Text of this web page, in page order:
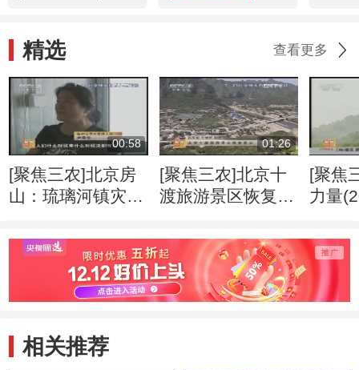
精选 查看更多
00:58
[聚焦三农]北京房
山：琉璃河镇灾民
(20120821)
01:26
[聚焦三农]北京十
渡旅游景区恢复营
[聚焦
力量
相关推荐